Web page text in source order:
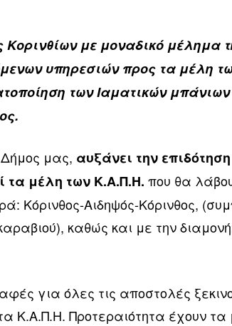
Κορινθίων με μοναδικό μέλημα
υπηρεσιών προς τα μέλη
των Ιαματικών
μας, αυξάνει την
τα μέλη των Κ.Α.Π.Η.που θα
Κόρινθος-Αιδηψός-Κόρινθος,
καθώς και με την
για όλες τις αποστολές
Κ.Α.Π.Η. Προτεραιότητα έχουν τα